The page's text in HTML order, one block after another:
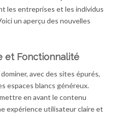
les entreprises et les individus
un aperçu des nouvelles
et Fonctionnalité
avec des sites épurés,
espaces blancs généreux.
en avant le contenu
expérience utilisateur claire et